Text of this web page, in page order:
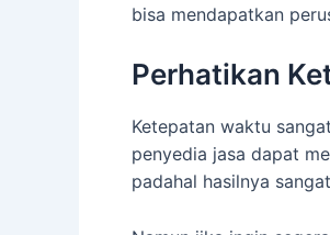
bisa mendapatkan
Perhatikan
Ketepatan waktu
penyedia jasa dapat
padahal hasilnya